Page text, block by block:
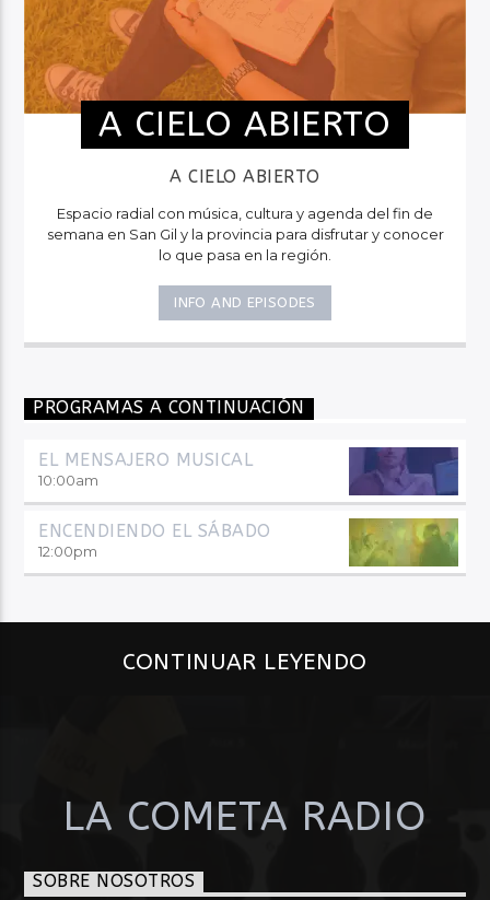
A CIELO ABIERTO
A CIELO ABIERTO
Espacio radial con música, cultura y agenda del fin de
semana en San Gil y la provincia para disfrutar y conocer
lo que pasa en la región.
INFO AND EPISODES
PROGRAMAS A CONTINUACIÓN
EL MENSAJERO MUSICAL
10:00am
ENCENDIENDO EL SÁBADO
12:00pm
CONTINUAR LEYENDO
LA COMETA RADIO
SOBRE NOSOTROS